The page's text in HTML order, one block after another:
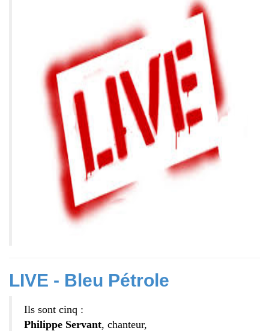
LIVE - Bleu Pétrole
Ils sont cinq :
Philippe Servant, chanteur,